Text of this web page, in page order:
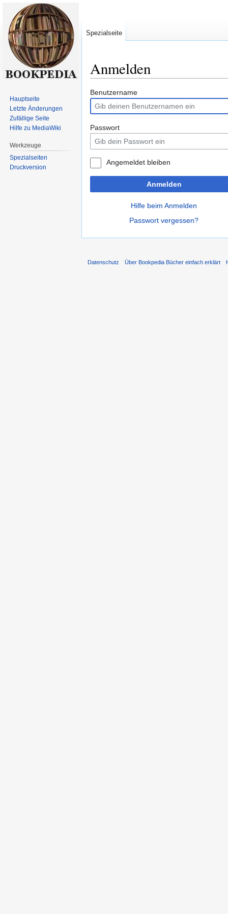
Anmelden
Zur
Navigation
springen
Zur
Suche
springen
Benutzername
Passwort
Angemeldet bleiben
Anmelden
Hilfe beim Anmelden
Passwort vergessen?
Spezialseite
Hauptseite
Letzte Änderungen
Zufällige Seite
Hilfe zu MediaWiki
Werkzeuge
Spezialseiten
Druckversion
Datenschutz Über Bookpedia Bücher einfach erklärt